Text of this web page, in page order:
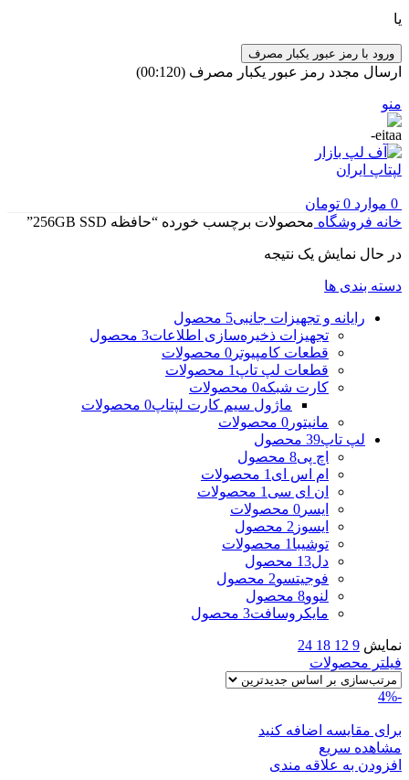
یا
ورود با رمز عبور یکبار مصرف
ارسال مجدد رمز عبور یکبار مصرف (00:
120
)
منو
0 موارد 0 تومان
خانه فروشگاه محصولات برچسب خورده “حافظه 256GB SSD”
در حال نمایش یک نتیجه
دسته بندی ها
رایانه و تجهیزات جانبی5 محصول
تجهیزات ذخیره‌سازی اطلاعات3 محصول
قطعات کامپیوتر 0 محصولات
قطعات لپ تاپ 1 محصولات
کارت شبکه0 محصولات
ماژول سیم کارت لپتاپ0 محصولات
مانیتور 0 محصولات
لپ تاپ39 محصول
اچ پی8 محصول
ام اس ای 1 محصولات
ان ای سی 1 محصولات
ایسر 0 محصولات
ایسوز 2 محصول
توشیبا 1 محصولات
دل13 محصول
فوجیتسو2 محصول
لنوو8 محصول
مایکروسافت3 محصول
نمایش 9
12
18
24
فیلتر محصولات
-4%
برای مقایسه اضافه کنید
مشاهده سریع
افزودن به علاقه مندی